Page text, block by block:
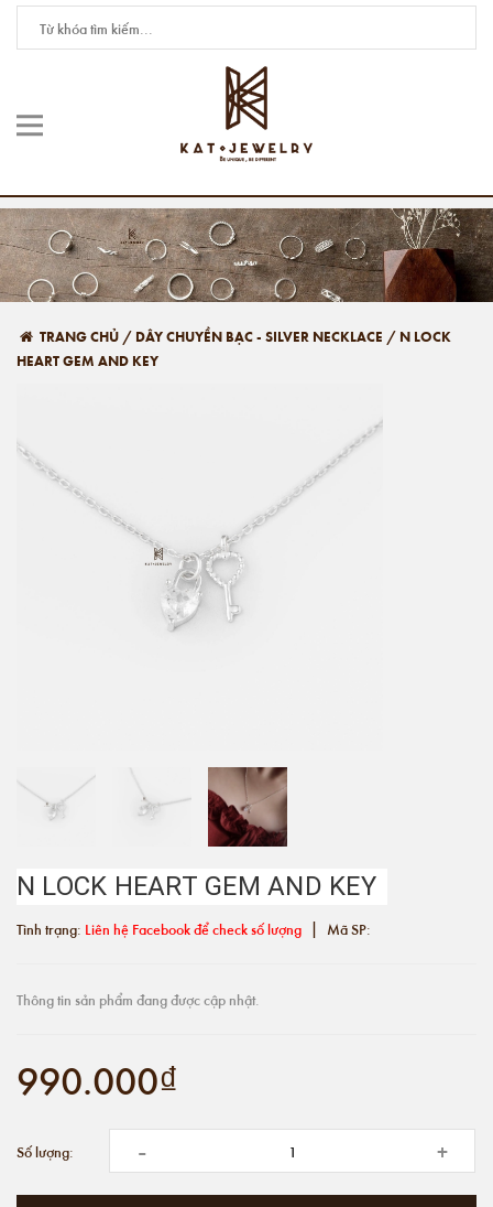
TRANG CHỦ / DÂY CHUYỀN BẠC - SILVER NECKLACE / N LOCK
HEART GEM AND KEY
N LOCK HEART GEM AND KEY
Tình trạng: Liên hệ Facebook để check số lượng | Mã SP:
Thông tin sản phẩm đang được cập nhật.
990.000₫
Số lượng: - +